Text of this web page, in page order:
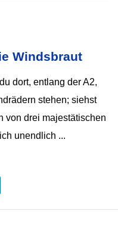
Windsbraut
dort, entlang der A2,
stehen; siehst
von drei majestätischen
unendlich ...